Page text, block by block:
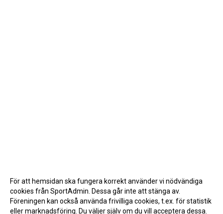
För att hemsidan ska fungera korrekt använder vi nödvändiga
cookies från SportAdmin. Dessa går inte att stänga av.
Föreningen kan också använda frivilliga cookies, t.ex. för statistik
eller marknadsföring. Du väljer själv om du vill acceptera dessa.